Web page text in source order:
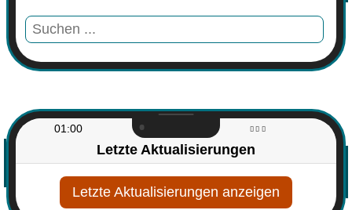
01:00
Letzte Aktualisierungen
Letzte Aktualisierungen